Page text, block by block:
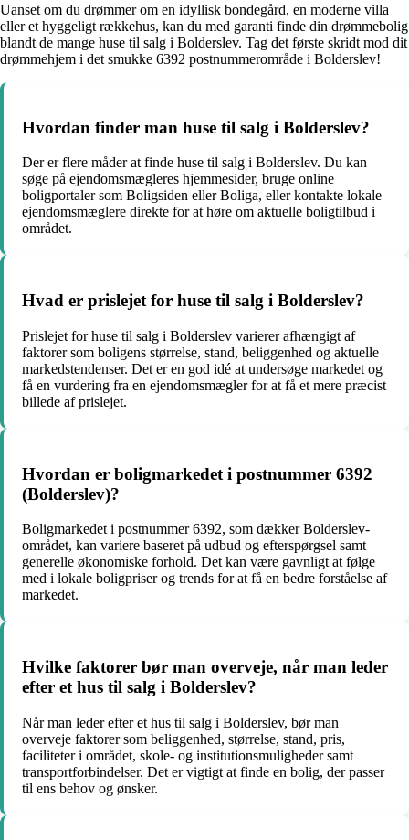
Uanset om du drømmer om en idyllisk bondegård, en moderne villa
eller et hyggeligt rækkehus, kan du med garanti finde din drømmebolig
blandt de mange huse til salg i Bolderslev. Tag det første skridt mod dit
drømmehjem i det smukke 6392 postnummerområde i Bolderslev!
Hvordan finder man huse til salg i Bolderslev?
Der er flere måder at finde huse til salg i Bolderslev. Du kan
søge på ejendomsmægleres hjemmesider, bruge online
boligportaler som Boligsiden eller Boliga, eller kontakte lokale
ejendomsmæglere direkte for at høre om aktuelle boligtilbud i
området.
Hvad er prislejet for huse til salg i Bolderslev?
Prislejet for huse til salg i Bolderslev varierer afhængigt af
faktorer som boligens størrelse, stand, beliggenhed og aktuelle
markedstendenser. Det er en god idé at undersøge markedet og
få en vurdering fra en ejendomsmægler for at få et mere præcist
billede af prislejet.
Hvordan er boligmarkedet i postnummer 6392
(Bolderslev)?
Boligmarkedet i postnummer 6392, som dækker Bolderslev-
området, kan variere baseret på udbud og efterspørgsel samt
generelle økonomiske forhold. Det kan være gavnligt at følge
med i lokale boligpriser og trends for at få en bedre forståelse af
markedet.
Hvilke faktorer bør man overveje, når man leder
efter et hus til salg i Bolderslev?
Når man leder efter et hus til salg i Bolderslev, bør man
overveje faktorer som beliggenhed, størrelse, stand, pris,
faciliteter i området, skole- og institutionsmuligheder samt
transportforbindelser. Det er vigtigt at finde en bolig, der passer
til ens behov og ønsker.